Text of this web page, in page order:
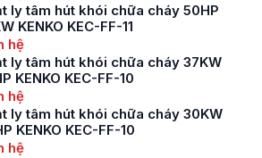
ly tâm hút khói chữa cháy 50HP
KENKO KEC-FF-11
hệ
ly tâm hút khói chữa cháy 37KW
KENKO KEC-FF-10
hệ
ly tâm hút khói chữa cháy 30KW
KENKO KEC-FF-10
hệ